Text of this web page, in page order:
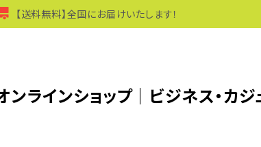
【送料無料】全国にお届けいたします！
ンラインショップ｜ビジネス・カジ